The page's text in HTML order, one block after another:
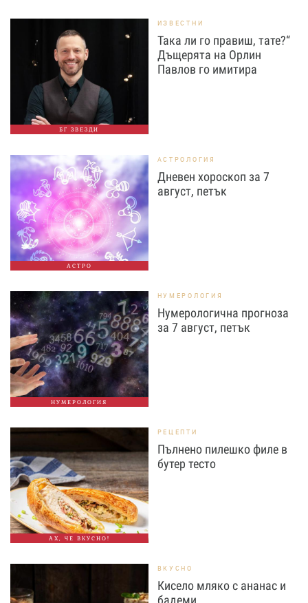
БГ ЗВЕЗДИ
ИЗВЕСТНИ
Така ли го правиш, тате?“
Дъщерята на Орлин
Павлов го имитира
АСТРО
АСТРОЛОГИЯ
Дневен хороскоп за 7
август, петък
НУМЕРОЛОГИЯ
НУМЕРОЛОГИЯ
Нумерологична прогноза
за 7 август, петък
АХ, ЧЕ ВКУСНО!
РЕЦЕПТИ
Пълнено пилешко филе в
бутер тесто
ВКУСНО
Кисело мляко с ананас и
бадеми